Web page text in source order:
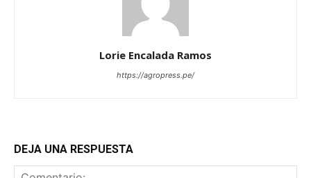
Lorie Encalada Ramos
https://agropress.pe/
DEJA UNA RESPUESTA